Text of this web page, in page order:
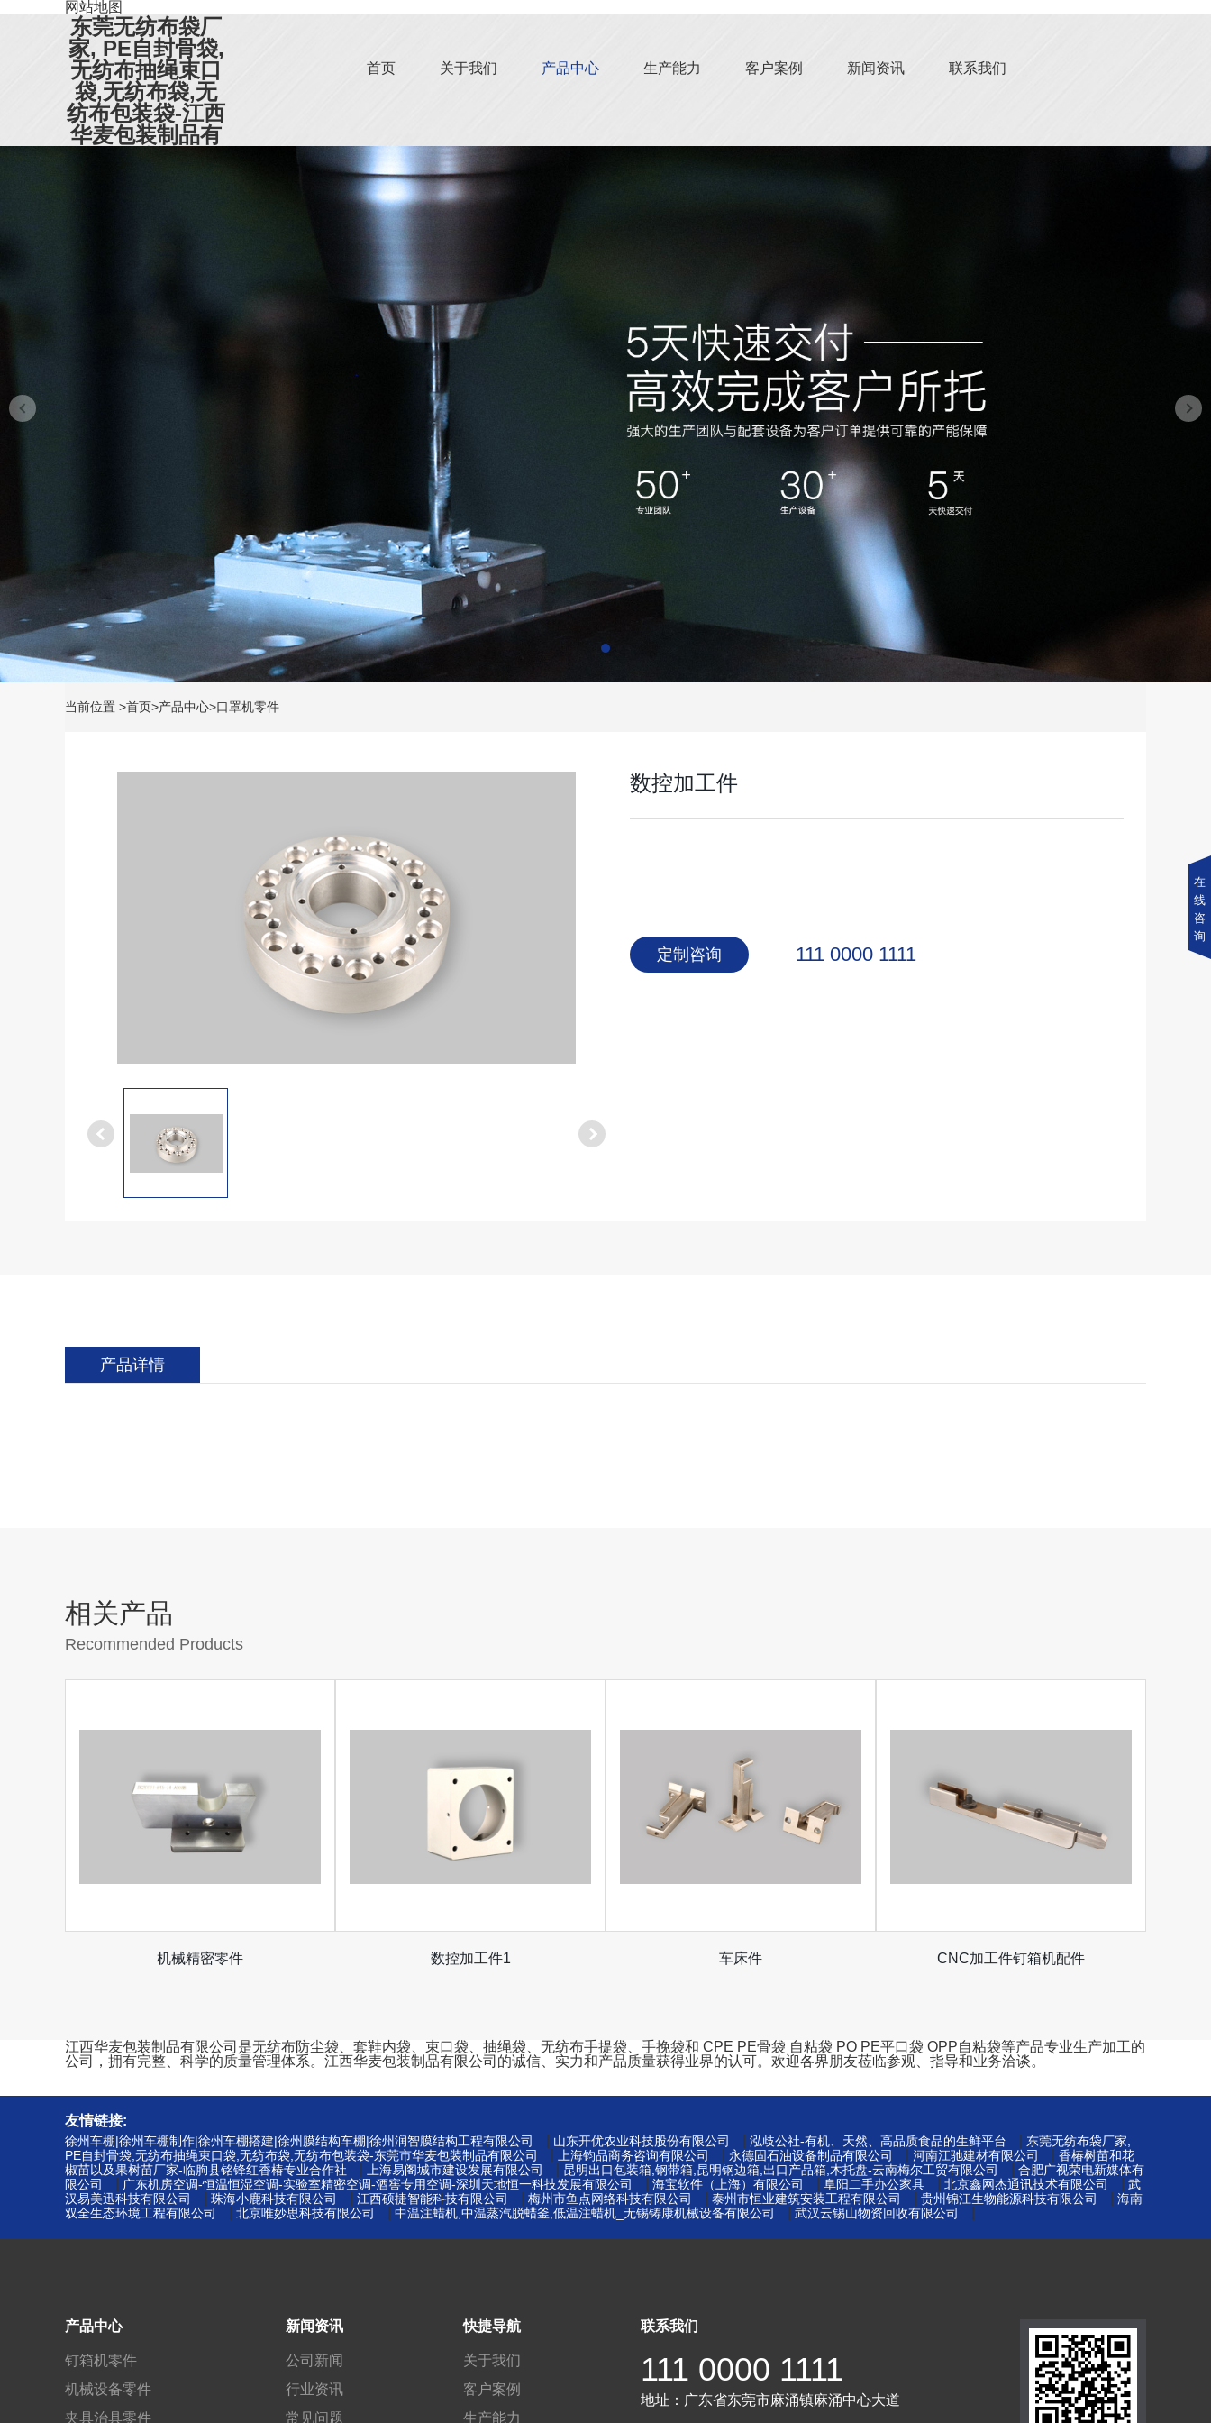
网站地图
东莞无纺布袋厂
家, PE自封骨袋,
无纺布抽绳束口
袋,无纺布袋,无
纺布包装袋-江西
华麦包装制品有
首页 关于我们 产品中心 生产能力 客户案例 新闻资讯 联系我们
当前位置 >首页>产品中心>口罩机零件
数控加工件
定制咨询 111 0000 1111
产品详情
相关产品
Recommended Products
机械精密零件 数控加工件1 车床件 CNC加工件钉箱机配件
江西华麦包装制品有限公司是无纺布防尘袋、套鞋内袋、束口袋、抽绳袋、无纺布手提袋、手挽袋和 CPE PE骨袋 自粘袋 PO PE平口袋 OPP自粘袋等产品专业生产加工的
公司，拥有完整、科学的质量管理体系。江西华麦包装制品有限公司的诚信、实力和产品质量获得业界的认可。欢迎各界朋友莅临参观、指导和业务洽谈。
友情链接:
徐州车棚|徐州车棚制作|徐州车棚搭建|徐州膜结构车棚|徐州润智膜结构工程有限公司 山东开优农业科技股份有限公司 泓歧公社-有机、天然、高品质食品的生鲜平台
东莞无纺布袋厂家,
PE自封骨袋,无纺布抽绳束口袋,无纺布袋,无纺布包装袋-东莞市华麦包装制品有限公司
上海钧品商务咨询有限公司 永德固石油设备制品有限公司 河南江驰建材有限公司
香椿树苗和花
椒苗以及果树苗厂家-临朐县铭锋红香椿专业合作社
上海易阁城市建设发展有限公司 昆明出口包装箱,钢带箱,昆明钢边箱,出口产品箱,木托盘-云南梅尔工贸有限公司
合肥广视荣电新媒体有
限公司
广东机房空调-恒温恒湿空调-实验室精密空调-酒窖专用空调-深圳天地恒一科技发展有限公司 海宝软件（上海）有限公司 阜阳二手办公家具 北京鑫网杰通讯技术有限公司
武
汉易美迅科技有限公司
珠海小鹿科技有限公司 江西硕捷智能科技有限公司 梅州市鱼点网络科技有限公司 泰州市恒业建筑安装工程有限公司 贵州锦江生物能源科技有限公司
海南
双全生态环境工程有限公司
北京唯妙思科技有限公司 中温注蜡机,中温蒸汽脱蜡釜,低温注蜡机_无锡铸康机械设备有限公司 武汉云锡山物资回收有限公司
产品中心
钉箱机零件
机械设备零件
夹具治具零件
新闻资讯
公司新闻
行业资讯
常见问题
快捷导航
关于我们
客户案例
生产能力
联系我们
111 0000 1111
地址： 广东省东莞市麻涌镇麻涌中心大道
在
线
咨
询